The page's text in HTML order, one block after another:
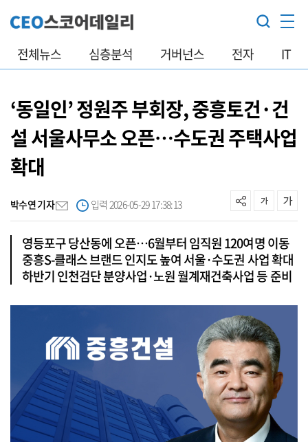
전체뉴스 심층분석 거버넌스 전자 IT
‘동일인’ 정원주 부회장, 중흥토건·건
설 서울사무소 오픈…수도권 주택사업
확대
박수연 기자 입력 2026-05-29 17:38:13
영등포구 당산동에 오픈…6월부터 임직원 120여명 이동
중흥S-클래스 브랜드 인지도 높여 서울·수도권 사업 확대
하반기 인천검단 분양사업·노원 월계재건축사업 등 준비